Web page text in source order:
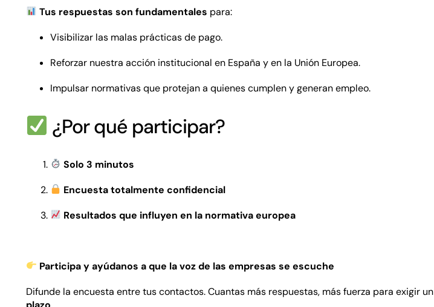
Tus respuestas son fundamentales para:
Visibilizar las malas prácticas de pago.
Reforzar nuestra acción institucional en España y en la Unión Europea.
Impulsar normativas que protejan a quienes cumplen y generan empleo.
¿Por qué participar?
Solo 3 minutos
Encuesta totalmente confidencial
Resultados que influyen en la normativa europea
Participa y ayúdanos a que la voz de las empresas se escuche
Difunde la encuesta entre tus contactos. Cuantas más respuestas, más fuerza para exigir un